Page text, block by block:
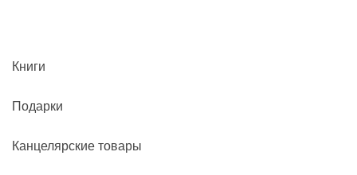
Книги
Подарки
Канцелярские товары